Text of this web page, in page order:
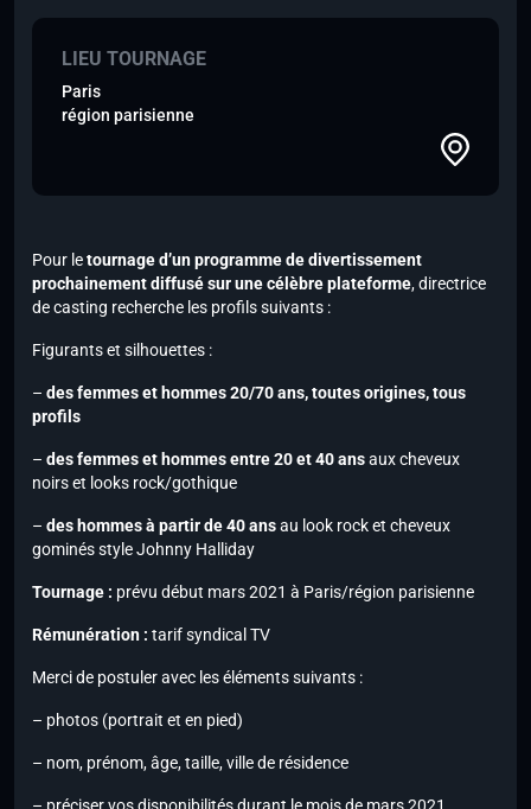
LIEU TOURNAGE
Paris
région parisienne
Pour letournage d’un programme de divertissement
prochainement diffusé sur une célèbre plateforme, directrice
de casting recherche les profils suivants :
Figurants et silhouettes :
– des femmes et hommes 20/70 ans, toutes origines, tous
profils
– des femmes et hommes entre 20 et 40 ansaux cheveux
noirs et looks rock/gothique
– des hommes à partir de 40 ansau look rock et cheveux
gominés style Johnny Halliday
Tournage : prévu début mars 2021 à Paris/région parisienne
Rémunération : tarif syndical TV
Merci de postuler avec les éléments suivants :
– photos (portrait et en pied)
– nom, prénom, âge, taille, ville de résidence